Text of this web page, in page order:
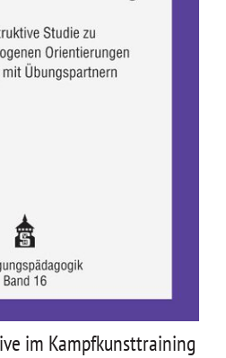
im Kampfkunsttraining